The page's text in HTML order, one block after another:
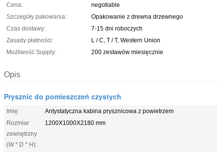
Cena:
negotiable
Szczegóły pakowania:
Opakowanie z drewna drzewnego
Czas dostawy:
7-15 dni roboczych
Zasady płatności:
L / C, T / T, Western Union
Możliwość Supply:
200 zestawów miesięcznie
Opis
Prysznic do pomieszczeń czystych
Imię:
Antystatyczna kabina prysznicowa z powietrzem
Rozmiar
zewnętrzny
(W * D * H):
1200X1000X2180 mm